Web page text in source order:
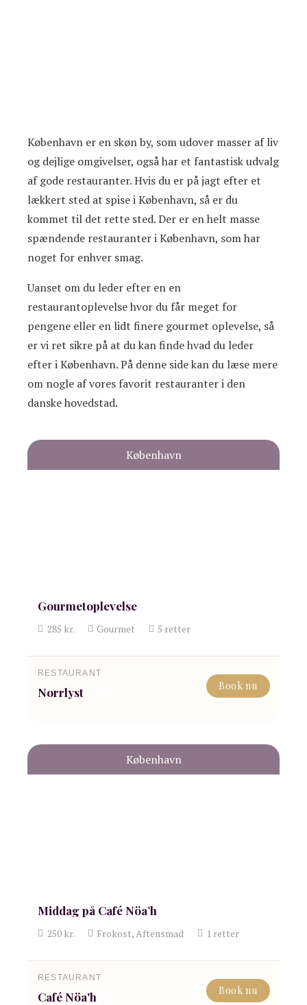
København er en skøn by, som udover masser af liv
og dejlige omgivelser, også har et fantastisk udvalg
af gode restauranter. Hvis du er på jagt efter et
lækkert sted at spise i København, så er du
kommet til det rette sted. Der er en helt masse
spændende restauranter i København, som har
noget for enhver smag.
Uanset om du leder efter en en
restaurantoplevelse hvor du får meget for
pengene eller en lidt finere gourmet oplevelse, så
er vi ret sikre på at du kan finde hvad du leder
efter i København. På denne side kan du læse mere
om nogle af vores favorit restauranter i den
danske hovedstad.
København
Gourmetoplevelse
285 kr. Gourmet 5 retter
RESTAURANT
Norrlyst Book nu
København
Middag på Café Nöa’h
250kr. Frokost, Aftensmad 1 retter
RESTAURANT
Café Nöa'h Book nu